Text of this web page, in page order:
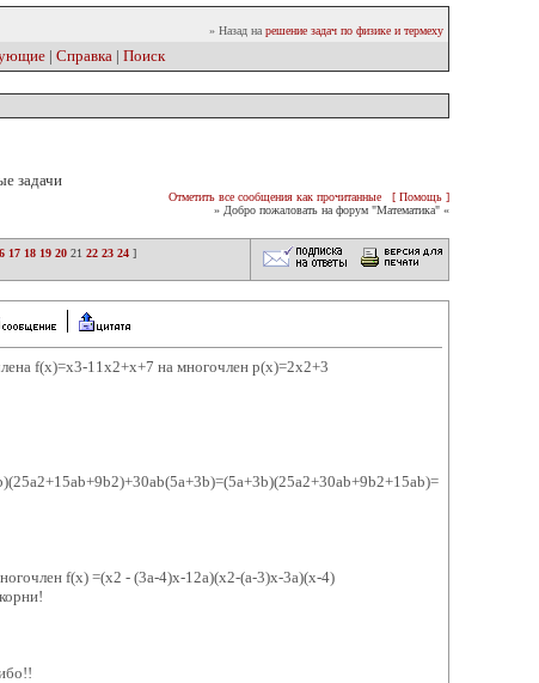
» Назад на решение задач по физике и термеху
| Справка | Поиск
задачи
Отметить все сообщения как прочитанные
[ Помощь ]
» Добро пожаловать на форум "Математика" «
17 18 19 20 21 22 23 24 ]
f(х)=х3-11х2+х+7 на многочлен р(х)=2х2+3
f(х) =(х2 - (3а-4)х-12а)(х2-(а-3)х-3a)(х-4)